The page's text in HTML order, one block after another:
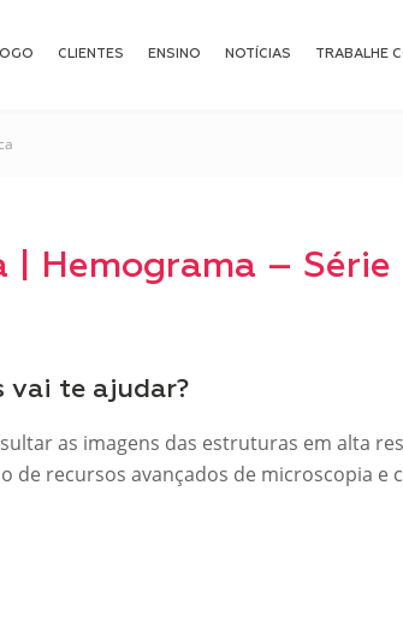
CLIENTES ENSINO NOTÍCIAS TRABALHE
| Hemograma – Série
vai te ajudar?
as imagens das estruturas em alta
de recursos avançados de microscopia e